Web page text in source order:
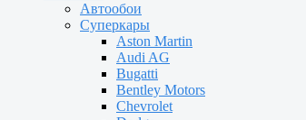
Автообои
Суперкары
Aston Martin
Audi AG
Bugatti
Bentley Motors
Chevrolet